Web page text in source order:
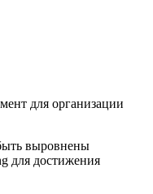
для организации
выровнены
для достижения